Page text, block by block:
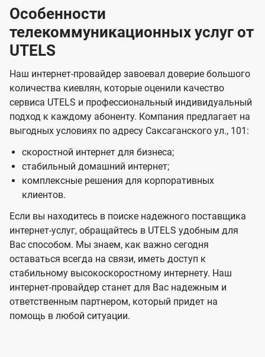
Особенности
телекоммуникационных услуг от
UTELS
Наш интернет-провайдер завоевал доверие большого
количества киевлян, которые оценили качество
сервиса UTELS и профессиональный индивидуальный
подход к каждому абоненту. Компания предлагает на
выгодных условиях по адресу Саксаганского ул., 101:
скоростной интернет для бизнеса;
стабильный домашний интернет;
комплексные решения для корпоративных
клиентов.
Если вы находитесь в поиске надежного поставщика
интернет-услуг, обращайтесь в UTELS удобным для
Вас способом. Мы знаем, как важно сегодня
оставаться всегда на связи, иметь доступ к
стабильному высокоскоростному интернету. Наш
интернет-провайдер станет для Вас надежным и
ответственным партнером, который придет на
помощь в любой ситуации.